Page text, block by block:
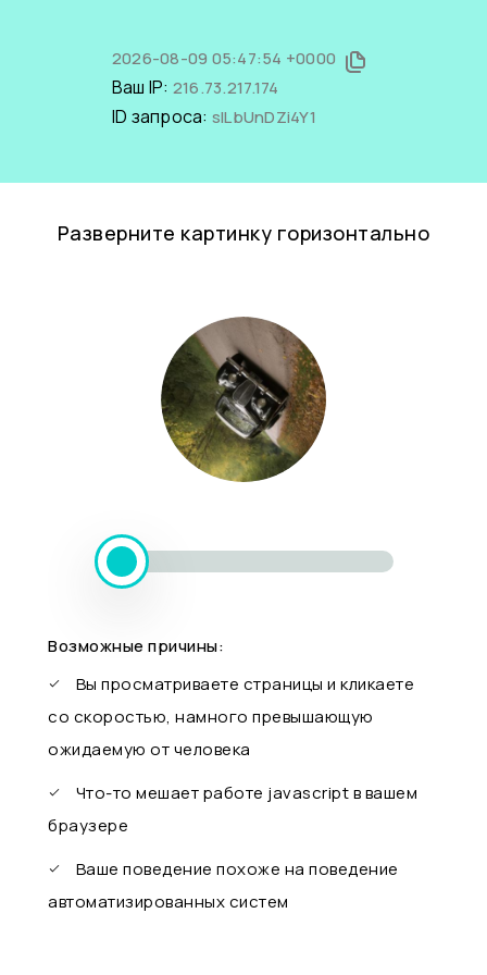
2026-08-09 05:47:54 +0000
Ваш IP: 216.73.217.174
ID запроса: slLbUnDZi4Y1
Разверните картинку горизонтально
Возможные причины:
Вы просматриваете страницы и кликаете
со скоростью, намного превышающую
ожидаемую от человека
Что-то мешает работе javascript в вашем
браузере
Ваше поведение похоже на поведение
автоматизированных систем